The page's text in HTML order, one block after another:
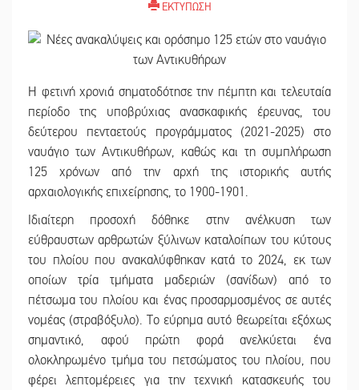
ΕΚΤΥΠΩΣΗ
Η φετινή χρονιά σηματοδότησε την πέμπτη και τελευταία
περίοδο της υποβρύχιας ανασκαφικής έρευνας, του
δεύτερου πενταετούς προγράμματος (2021-2025) στο
ναυάγιο των Αντικυθήρων, καθώς και τη συμπλήρωση
125 χρόνων από την αρχή της ιστορικής αυτής
αρχαιολογικής επιχείρησης, το 1900-1901.
Ιδιαίτερη προσοχή δόθηκε στην ανέλκυση των
εύθραυστων αρθρωτών ξύλινων καταλοίπων του κύτους
του πλοίου που ανακαλύφθηκαν κατά το 2024, εκ των
οποίων τρία τμήματα μαδεριών (σανίδων) από το
πέτσωμα του πλοίου και ένας προσαρμοσμένος σε αυτές
νομέας (στραβόξυλο). Το εύρημα αυτό θεωρείται εξόχως
σημαντικό, αφού πρώτη φορά ανελκύεται ένα
ολοκληρωμένο τμήμα του πετσώματος του πλοίου, που
φέρει λεπτομέρειες για την τεχνική κατασκευής του